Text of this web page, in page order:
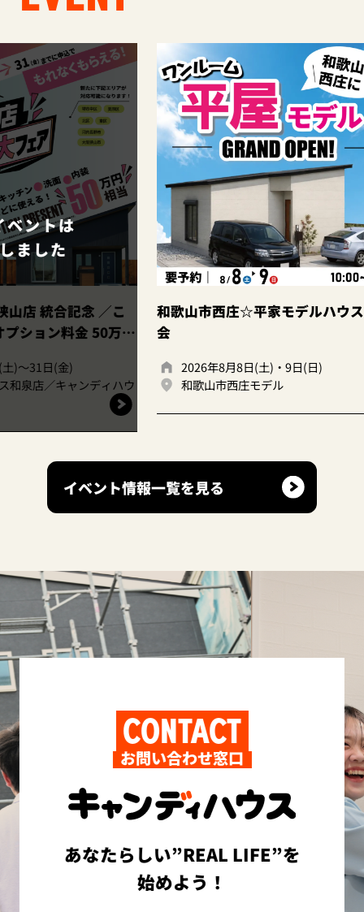
／こ
50万円
ディハウ
和歌山市西庄☆平家モデルハウス見学
会
2026年8月8日(土)・9日(日)
和歌山市西庄モデル
和
イベント情報一覧を見る
CONTACT
お問い合わせ窓口
あなたらしい”REAL LIFE”を
始めよう！